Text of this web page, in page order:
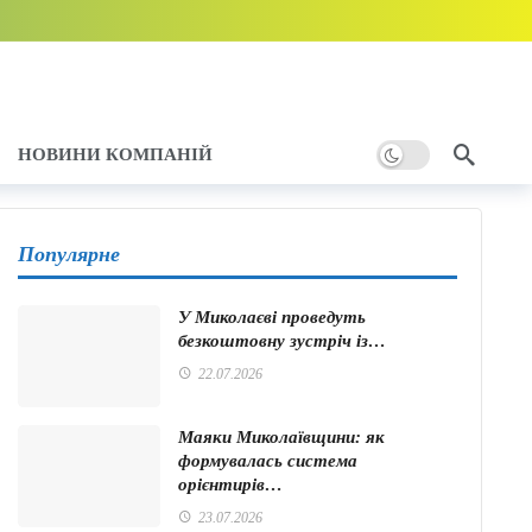
НОВИНИ КОМПАНІЙ
Популярне
У Миколаєві проведуть
безкоштовну зустріч із…
22.07.2026
Маяки Миколаївщини: як
формувалась система
орієнтирів…
23.07.2026